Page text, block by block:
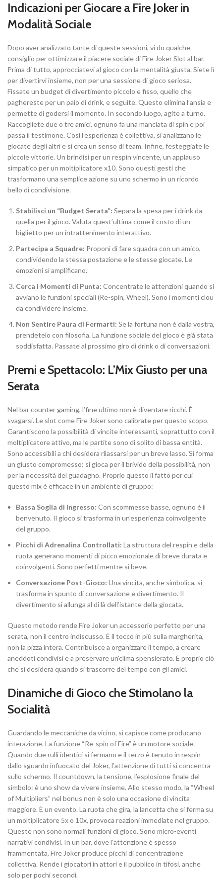
Indicazioni per Giocare a Fire Joker in
Modalità Sociale
Dopo aver analizzato tante di queste sessioni, vi do qualche
consiglio per ottimizzare il piacere sociale di Fire Joker Slot al bar.
Prima di tutto, approcciatevi al gioco con la mentalità giusta. Siete lì
per divertirvi insieme, non per una sessione di gioco seriosa.
Fissate un budget di divertimento piccolo e fisso, quello che
paghereste per un paio di drink, e seguite. Questo elimina l’ansia e
permette di godersi il momento. In secondo luogo, agite a turno.
Raccogliete due o tre amici, ognuno fa una manciata di spin e poi
passa il testimone. Così l’esperienza è collettiva, si analizzano le
giocate degli altri e si crea un senso di team. Infine, festeggiate le
piccole vittorie. Un brindisi per un respin vincente, un applauso
simpatico per un moltiplicatore x10. Sono questi gesti che
trasformano una semplice azione su uno schermo in un ricordo
bello di condivisione.
Stabilisci un “Budget Serata”: Separa la spesa per i drink da
quella per il gioco. Valuta quest’ultima come il costo di un
biglietto per un intrattenimento interattivo.
Partecipa a Squadre: Proponi di fare squadra con un amico,
condividendo la stessa postazione e le stesse giocate. Le
emozioni si amplificano.
Cerca i Momenti di Punta: Concentrate le attenzioni quando si
avviano le funzioni speciali (Re-spin, Wheel). Sono i momenti clou
da condividere insieme.
Non Sentire Paura di Fermarti: Se la fortuna non è dalla vostra,
prendetelo con filosofia. La funzione sociale del gioco è già stata
soddisfatta. Passate al prossimo giro di drink o di conversazioni.
Premi e Spettacolo: L’Mix Giusto per una
Serata
Nel bar counter gaming, l’fine ultimo non è diventare ricchi. È
svagarsi. Le slot come Fire Joker sono calibrate per questo scopo.
Garantiscono la possibilità di vincite interessanti, soprattutto con il
moltiplicatore attivo, ma le partite sono di solito di bassa entità.
Sono accessibili a chi desidera rilassarsi per un breve lasso. Si forma
un giusto compromesso: si gioca per il brivido della possibilità, non
per la necessità del guadagno. Proprio questo il fatto per cui
questo mix è efficace in un ambiente di gruppo:
Bassa Soglia di Ingresso: Con scommesse basse, ognuno è il
benvenuto. Il gioco si trasforma in un’esperienza coinvolgente
del gruppo.
Picchi di Adrenalina Controllati: La struttura del respin e della
ruota generano momenti di picco emozionale di breve durata e
coinvolgenti. Sono perfetti mentre si beve.
Conversazione Post-Gioco: Una vincita, anche simbolica, si
trasforma in spunto di conversazione e divertimento. Il
divertimento si allunga al di là dell’istante della giocata.
Questo metodo rende Fire Joker un accessorio perfetto per una
serata, non il centro indiscusso. È il tocco in più sulla margherita,
non la pizza intera. Contribuisce a organizzare il tempo, a creare
aneddoti condivisi e a preservare un’clima spensierato. È proprio ciò
che si desidera quando si trascorre del tempo con gli amici.
Dinamiche di Gioco che Stimolano la
Socialità
Guardando le meccaniche da vicino, si capisce come producano
interazione. La funzione “Re-spin of Fire” è un motore sociale.
Quando due rulli identici si fermano e il terzo è tenuto in respin
dallo sguardo infuocato del Joker, l’attenzione di tutti si concentra
sullo schermo. Il countdown, la tensione, l’esplosione finale del
simbolo: è uno show da vivere insieme. Allo stesso modo, la “Wheel
of Multipliers” nel bonus non è solo una occasione di vincita
maggiore. È un evento. La ruota che gira, la lancetta che si ferma su
un moltiplicatore 5x o 10x, provoca reazioni immediate nel gruppo.
Queste non sono normali funzioni di gioco. Sono micro-eventi
narrativi condivisi. In un bar, dove l’attenzione è spesso
frammentata, Fire Joker produce picchi di concentrazione
collettiva. Rende i giocatori in attori e il pubblico in tifosi, anche
solo per pochi secondi.